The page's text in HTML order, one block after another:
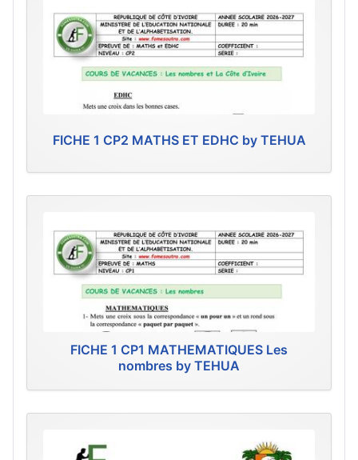
FICHE 1 CP2 MATHS ET EDHC by TEHUA
FICHE 1 CP1 MATHEMATIQUES Les
nombres by TEHUA